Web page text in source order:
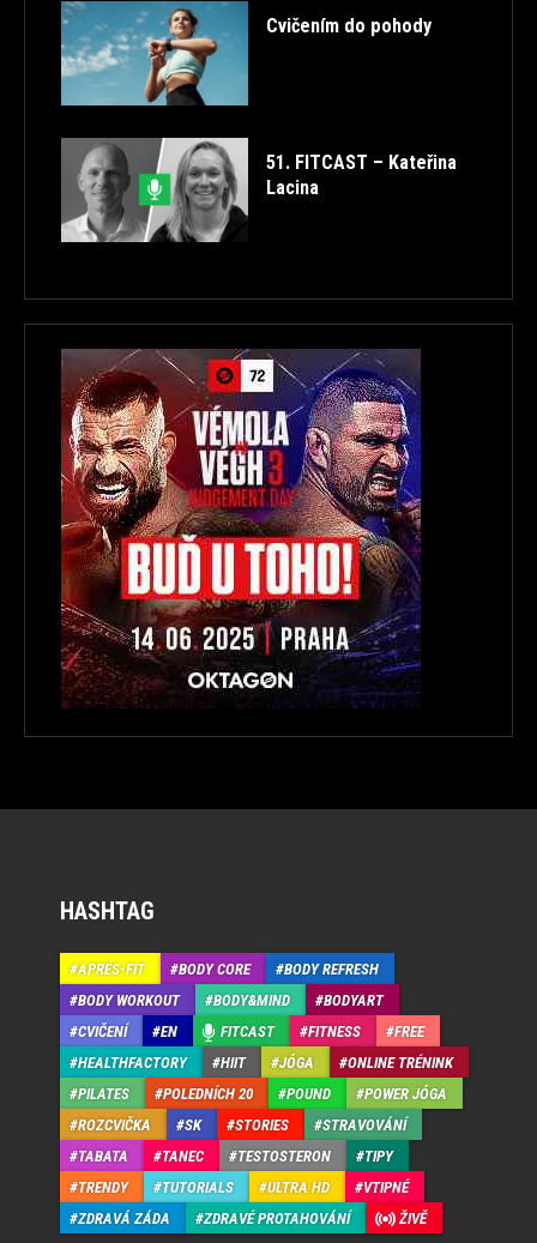
Cvičením do pohody
51. FITCAST – Kateřina
Lacina
HASHTAG
APRÉS-FIT BODY CORE
BODY REFRESH
BODY WORKOUT
BODY&MIND
BODYART
CVIČENÍ
EN FITCAST FITNESS
FREE
HEALTHFACTORY
HIIT JÓGA
ONLINE TRÉNINK
PILATES
POLEDNÍCH 20 POUND
POWER JÓGA
ROZCVIČKA
SK STORIES
STRAVOVÁNÍ
TABATA
TANEC TESTOSTERON
TIPY
TRENDY
TUTORIALS ULTRA HD
VTIPNÉ
ZDRAVÁ ZÁDA
ZDRAVÉ PROTAHOVÁNÍ ŽIVĚ